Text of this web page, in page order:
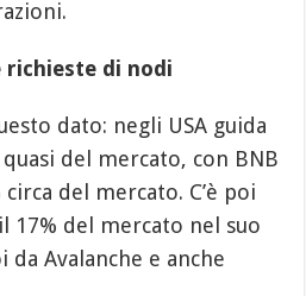
richieste di nodi
dato: negli USA guida
del mercato, con BNB
del mercato. C’è poi
17% del mercato nel suo
Avalanche e anche